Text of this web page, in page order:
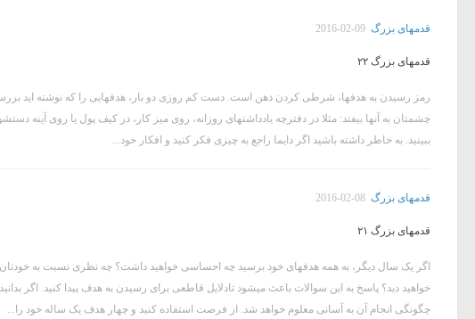
قدمهای بزرگ 2016-02-09
قدمهای بزرگ ۲۲
رمز رسیدن به هدفها، شرطی کردن ذهن است. دست کم روزی دو بار، هدفهایی را که نوشته اید بررسی
چشمتان به آنها بیفتد: مثلا در دفترچه یادداشتهای روزانه، روی میز کار، در کیف پول یا روی آینه
ببینید. به خاطر داشته باشید اگر دایما راجع به چیزی فکر کنید و افکار خود...
قدمهای بزرگ 2016-02-08
قدمهای بزرگ ۲۱
اگر یک سال دیگر، به همه هدفهای خود برسید چه احساسی خواهید داشت؟ چه نظری نسبت به خودتان
خواهید دید؟ پاسخ به این سوالات باعث میشود تادلایل قاطعی برای رسیدن به هدف پیدا کنید. اگر بدانید
چگونگی انجام آن به آسانی معلوم خواهد شد. از فرصت استفاده کنید و چهار هدف یک ساله خود را...